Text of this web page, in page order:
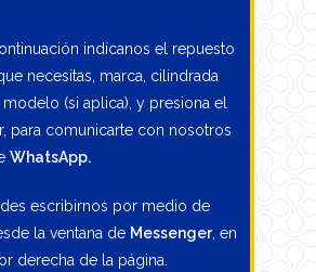
indícanos el repuesto
necesitas, marca, cilindrada
(si aplica), y presiona el
para comunicarte con nosotros
WhatsApp.
escribirnos por medio de
la ventana de Messenger, en
derecha de la página.